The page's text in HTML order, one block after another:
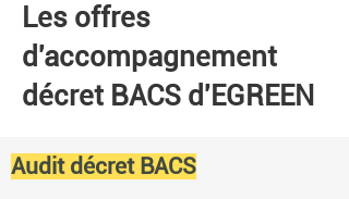
Les offres
d'accompagnement
décret BACS d'EGREEN
Audit décret BACS